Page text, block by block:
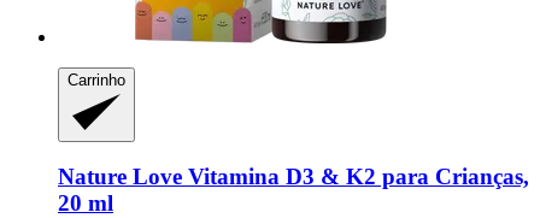
Carrinho
Nature Love Vitamina D3 & K2 para Crianças,
20 ml